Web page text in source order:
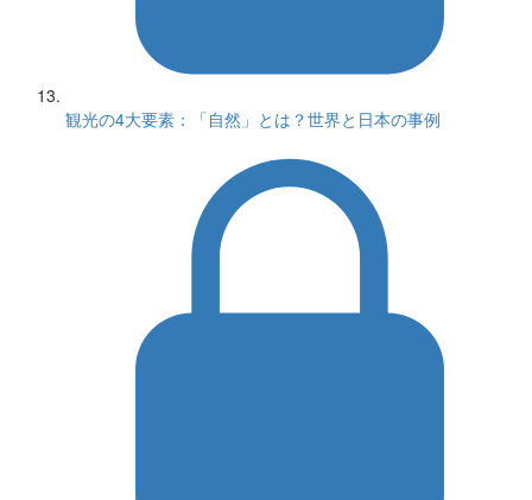
観光の4大要素：「自然」とは？世界と日本の事例